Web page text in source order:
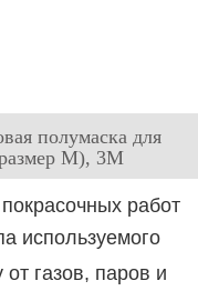
полумаска для
М), 3М
работ
используемого
газов, паров и